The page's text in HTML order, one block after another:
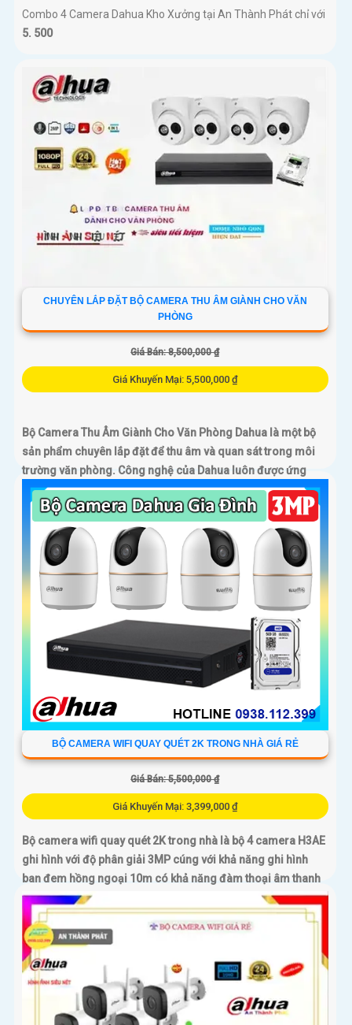
Combo 4 Camera Dahua Kho Xưởng tại An Thành Phát chỉ với
5. 500
CHUYÊN LẮP ĐẶT BỘ CAMERA THU ÂM GIÀNH CHO VĂN
PHÒNG
Giá Bán: 8,500,000 ₫
Giá Khuyến Mại: 5,500,000 ₫
Bộ Camera Thu Âm Giành Cho Văn Phòng Dahua là một bộ
sản phẩm chuyên lắp đặt để thu âm và quan sát trong môi
trường văn phòng. Công nghệ của Dahua luôn được ứng
dụng trong từng sản phẩm để mang lại chất lượng cao và
hiệu suất tối ưu
BỘ CAMERA WIFI QUAY QUÉT 2K TRONG NHÀ GIÁ RẺ
Giá Bán: 5,500,000 ₫
Giá Khuyến Mại: 3,399,000 ₫
Bộ camera wifi quay quét 2K trong nhà là bộ 4 camera H3AE
ghi hình với độ phân giải 3MP cúng với khả năng ghi hình
ban đem hồng ngoại 10m có khả năng đàm thoại âm thanh
2 chiều và phát hiện chuyển động chuẩn sát rất thích hợp lắp
đặt cho các văn phòng, gia đình, những vị trí giám sát yêu
cầu camera vừa có thể giám sát đêm vừa có thể đàm thoại
được âm thanh 2 chiều.